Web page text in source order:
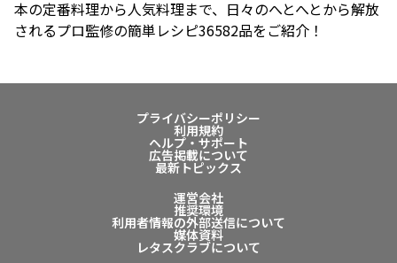
本の定番料理から人気料理まで、日々のへとへとから解放
されるプロ監修の簡単レシピ36582品をご紹介！
プライバシーポリシー
利用規約
ヘルプ・サポート
広告掲載について
最新トピックス
運営会社
推奨環境
利用者情報の外部送信について
媒体資料
レタスクラブについて